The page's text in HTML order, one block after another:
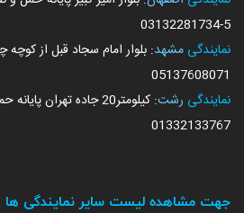
03132281734-5
نمایندگی مشهد: بلوار امام سجاد قبل از کوچه
05137608071
نمایندگی رشت: کیلومتر20 جاده تهران پایانه حمل و نقل کالا غرفه
01332133767
جهت مشاهده لیست سایر نمایندگی ها